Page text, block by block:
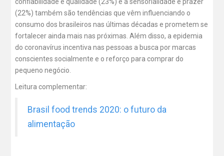
(22%) também são tendências que vêm influenciando o
consumo dos brasileiros nas últimas décadas e prometem se
fortalecer ainda mais nas próximas. Além disso, a epidemia
do coronavírus incentiva nas pessoas a busca por marcas
conscientes socialmente e o reforço para comprar do
pequeno negócio.
Leitura complementar:
Brasil food trends 2020: o futuro da
alimentação